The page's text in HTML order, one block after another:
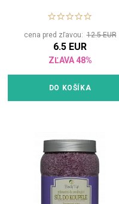
cena pred zľavou:12.5 EUR
6.5 EUR
ZĽAVA 48%
DO KOŠÍKA